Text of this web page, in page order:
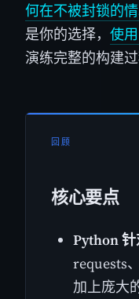
何在不被封锁的
是你的选择， 使
演练完整的构建过
回顾
核心要点
Python 针
requests
加上庞大